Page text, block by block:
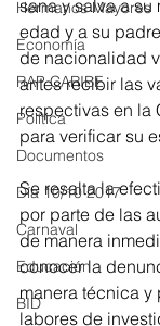
Hermanos Mayores
Economía
RAP CARIBE
Política
Documentos
Día 10/10 2017
Carnaval
Educación
BID
sana y salva a su
edad y a su
de nacionalidad
antes recibir las
respectivas en la
para verificar su
Se resalta la
por parte de las
de manera
conocer la
manera técnica y
labores de